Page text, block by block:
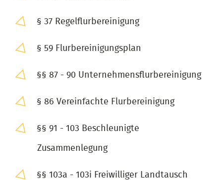
§ 37 Regelflurbereinigung
§ 59 Flurbereinigungsplan
§§ 87 - 90 Unternehmensflurbereinigung
§ 86 Vereinfachte Flurbereinigung
§§ 91 - 103 Beschleunigte
Zusammenlegung
§§ 103a - 103i Freiwilliger Landtausch